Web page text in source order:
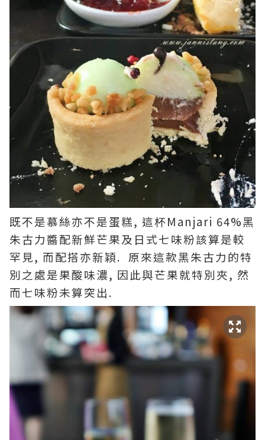
既不是慕絲亦不是蛋糕, 這杯Manjari 64%黑
朱古力醬配新鮮芒果及日式七味粉該算是較
罕見, 而配搭亦新穎. 原來這款黑朱古力的特
別之處是果酸味濃, 因此與芒果就特別夾, 然
而七味粉未算突出.